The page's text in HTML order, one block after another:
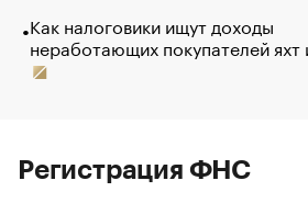
Как налоговики ищут доходы
неработающих покупателей яхт
Регистрация ФНС